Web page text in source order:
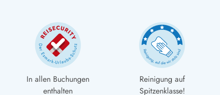
In allen Buchungen
enthalten
Reinigung auf
Spitzenklasse!